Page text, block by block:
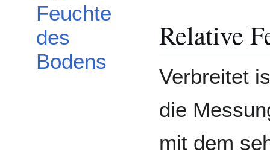
Feuchte
des
Bodens
Relative
Verbreitet
die
mit dem